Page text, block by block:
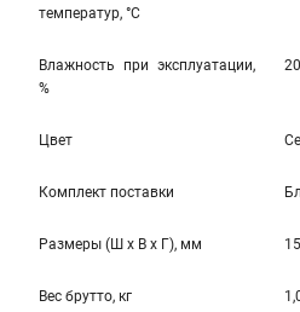
температур, °С
Влажность при эксплуатации,
%
Цвет
Комплект поставки
Размеры (Ш x В x Г), мм
Вес брутто, кг